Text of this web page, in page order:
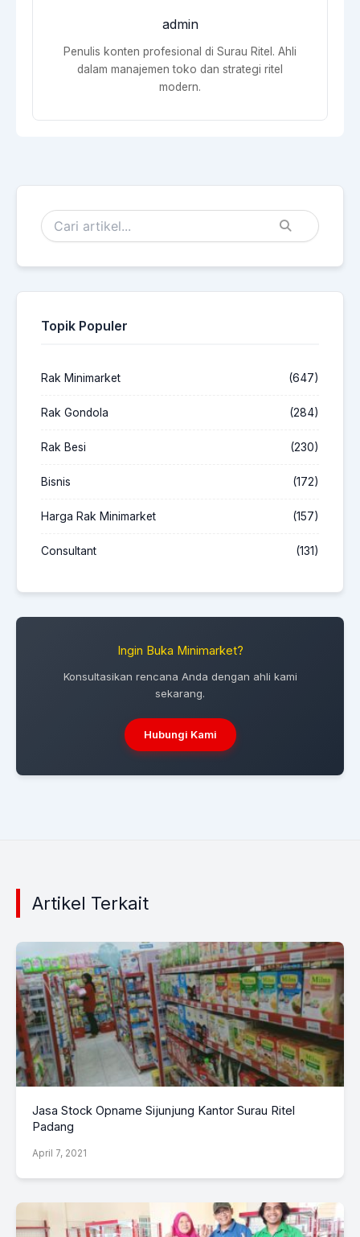
admin
Penulis konten profesional di Surau Ritel. Ahli
dalam manajemen toko dan strategi ritel
modern.
Topik Populer
Rak Minimarket (647)
Rak Gondola (284)
Rak Besi (230)
Bisnis (172)
Harga Rak Minimarket (157)
Consultant (131)
Ingin Buka Minimarket?
Konsultasikan rencana Anda dengan ahli kami
sekarang.
Hubungi Kami
Artikel Terkait
Jasa Stock Opname Sijunjung Kantor Surau Ritel
Padang
April 7, 2021